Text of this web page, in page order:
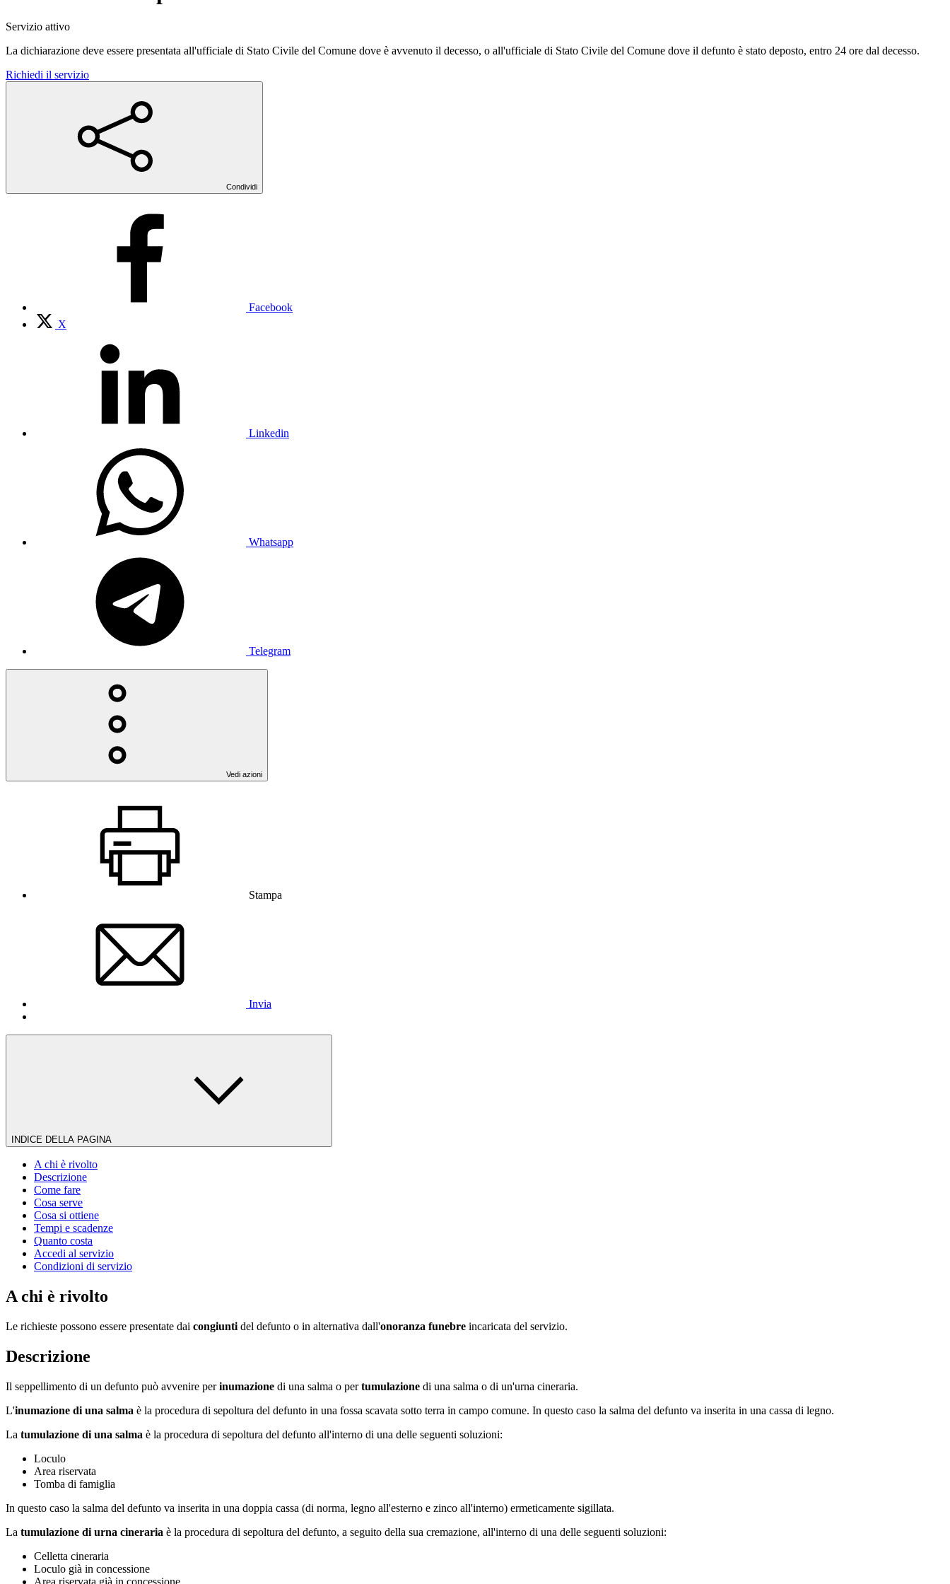
Servizio attivo
La dichiarazione deve essere presentata all'ufficiale di Stato Civile del Comune dove è avvenuto il decesso, o all'ufficiale di Stato Civile del Comune dove il defunto è stato deposto, entro 24 ore dal decesso.
Richiedi il servizio
Condividi
Facebook
X
Linkedin
Whatsapp
Telegram
Vedi azioni
Stampa
Invia
INDICE DELLA PAGINA
A chi è rivolto
Descrizione
Come fare
Cosa serve
Cosa si ottiene
Tempi e scadenze
Quanto costa
Accedi al servizio
Condizioni di servizio
A chi è rivolto
Le richieste possono essere presentate dai congiunti del defunto o in alternativa dall'onoranza funebre incaricata del servizio.
Descrizione
Il seppellimento di un defunto può avvenire perinumazione di una salma o pertumulazione di una salma o di un'urna cineraria.
L'inumazione di una salma è la procedura di sepoltura del defunto in una fossa scavata sotto terra in campo comune. In questo caso la salma del defunto va inserita in una cassa di legno.
La tumulazione di una salma è la procedura di sepoltura del defunto all'interno di una delle seguenti soluzioni:
Loculo
Area riservata
Tomba di famiglia
In questo caso la salma del defunto va inserita in una doppia cassa (di norma, legno all'esterno e zinco all'interno) ermeticamente sigillata.
La tumulazione di urna cineraria è la procedura di sepoltura del defunto, a seguito della sua cremazione, all'interno di una delle seguenti soluzioni:
Celletta cineraria
Loculo già in concessione
Area riservata già in concessione